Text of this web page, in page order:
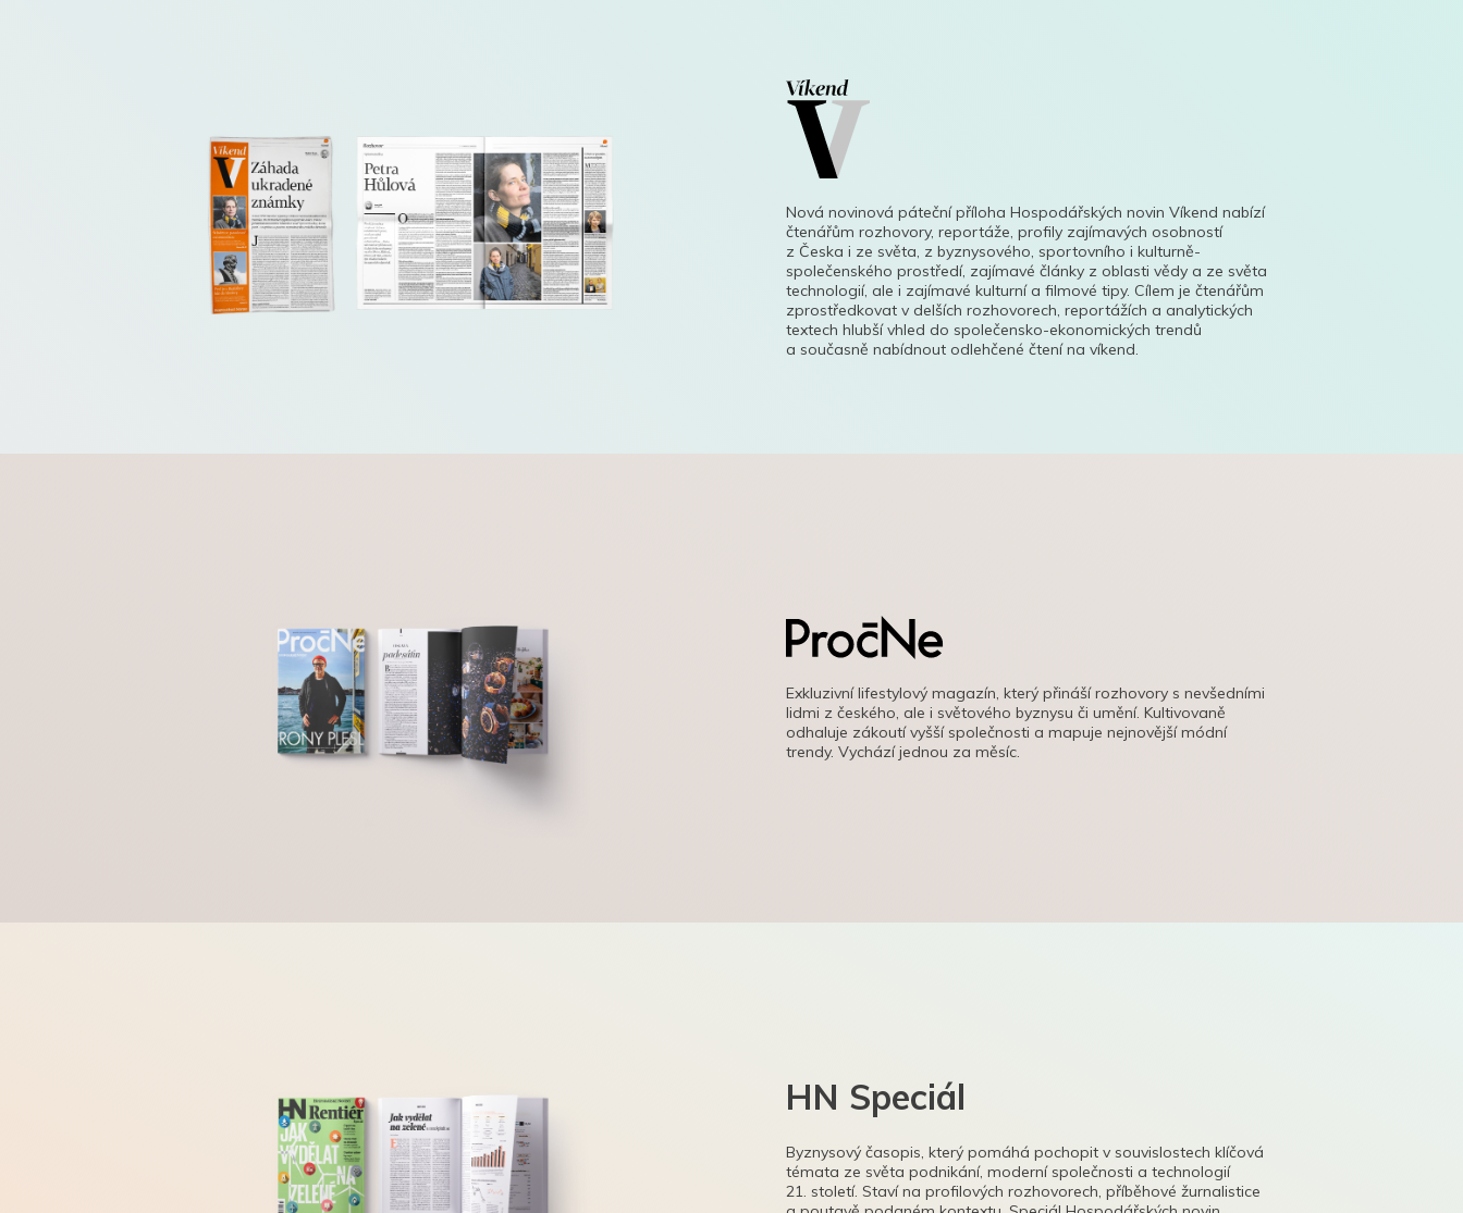
Nová novinová páteční příloha Hospodářských novin Víkend nabízí
čtenářům rozhovory, reportáže, profily zajímavých osobností
z Česka i ze světa, z byznysového, sportovního i kulturně-
společenského prostředí, zajímavé články z oblasti vědy a ze světa
technologií, ale i zajímavé kulturní a filmové tipy. Cílem je čtenářům
zprostředkovat v delších rozhovorech, reportážích a analytických
textech hlubší vhled do společensko-ekonomických trendů
a současně nabídnout odlehčené čtení na víkend.
Exkluzivní lifestylový magazín, který přináší rozhovory s nevšedními
lidmi z českého, ale i světového byznysu či umění. Kultivovaně
odhaluje zákoutí vyšší společnosti a mapuje nejnovější módní
trendy. Vychází jednou za měsíc.
HN Speciál
Byznysový časopis, který pomáhá pochopit v souvislostech klíčová
témata ze světa podnikání, moderní společnosti a technologií
21. století. Staví na profilových rozhovorech, příběhové žurnalistice